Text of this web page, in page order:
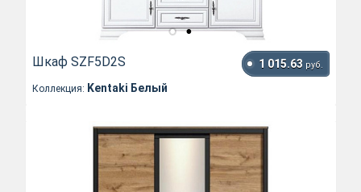
Шкаф SZF5D2S 1 015.63 руб.
Коллекция: Kentaki Белый